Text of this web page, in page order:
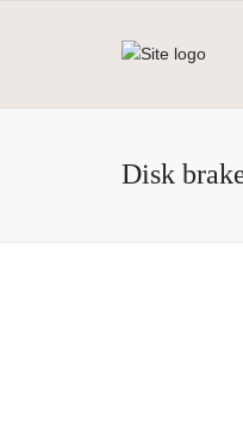
Disk